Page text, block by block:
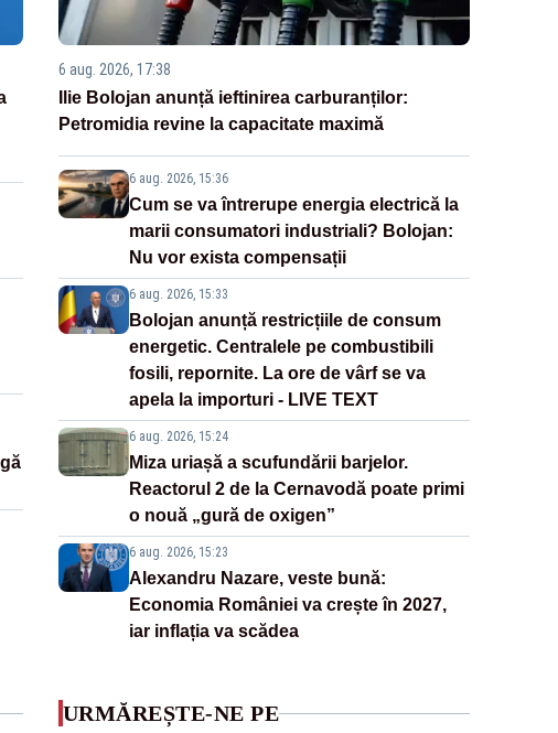
6 aug. 2026, 17:38
Ilie Bolojan anunță ieftinirea carburanților:
Petromidia revine la capacitate maximă
6 aug. 2026, 15:36
Cum se va întrerupe energia electrică la
marii consumatori industriali? Bolojan:
Nu vor exista compensații
6 aug. 2026, 15:33
Bolojan anunță restricțiile de consum
energetic. Centralele pe combustibili
fosili, repornite. La ore de vârf se va
apela la importuri - LIVE TEXT
6 aug. 2026, 15:24
Miza uriașă a scufundării barjelor.
Reactorul 2 de la Cernavodă poate primi
o nouă „gură de oxigen”
6 aug. 2026, 15:23
Alexandru Nazare, veste bună:
Economia României va crește în 2027,
iar inflația va scădea
URMĂREȘTE-NE PE